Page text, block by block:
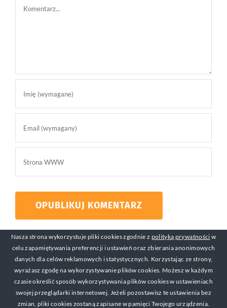
Comment
© Copyright 2017-2019 Michał Mackiewicz Kontakt:
Nasza strona wykorzystuje pliki cookies zgodnie z polityką prywatności w
celu zapamiętywania preferencji i ustawień oraz zbierania anonimowych
danych dla celów reklamowych i statystycznych. Korzystając ze strony,
wyrażasz zgodę na wykorzystywanie plików cookies. Możesz w każdym
czasie określić sposób wykorzystywania plików cookies w ustawieniach
swojej przeglądarki internetowej. Jeżeli pozostawisz te ustawienia bez
zmian, pliki cookies zostaną zapisane w pamięci Twojego urządzenia.